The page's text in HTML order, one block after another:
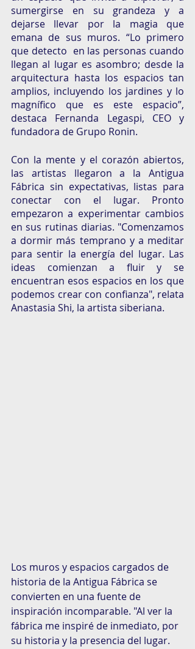
sumergirse en su grandeza y a
dejarse llevar por la magia que
emana de sus muros. “Lo primero
que detecto  en las personas cuando
llegan al lugar es asombro; desde la
arquitectura hasta los espacios tan
amplios, incluyendo los jardines y lo
magnífico que es este espacio”,
destaca Fernanda Legaspi, CEO y
fundadora de Grupo Ronin.
Con la mente y el corazón abiertos,
las artistas llegaron a la Antigua
Fábrica sin expectativas, listas para
conectar con el lugar. Pronto
empezaron a experimentar cambios
en sus rutinas diarias. "Comenzamos
a dormir más temprano y a meditar
para sentir la energía del lugar. Las
ideas comienzan a fluir y se
encuentran esos espacios en los que
podemos crear con confianza", relata
Anastasia Shi, la artista siberiana.
Los muros y espacios cargados de
historia de la Antigua Fábrica se
convierten en una fuente de
inspiración incomparable. "Al ver la
fábrica me inspiré de inmediato, por
su historia y la presencia del lugar.